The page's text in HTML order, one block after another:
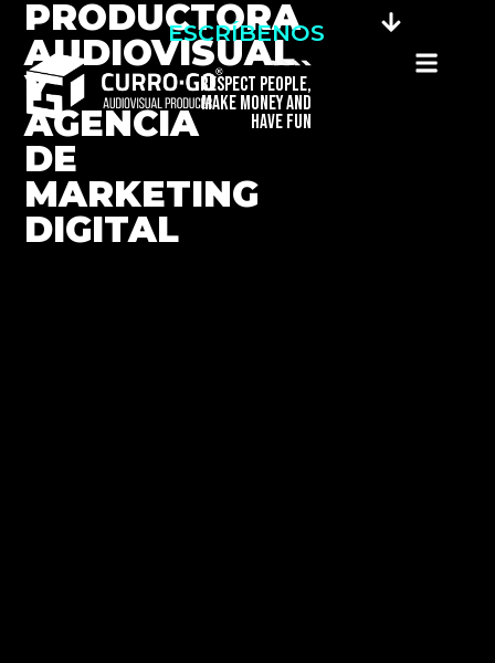
PRODUCTORA
AUDIOVISUAL
Y
AGENCIA
DE
MARKETING
DIGITAL
ESCRÍBENOS
RESPECT PEOPLE,
MAKE MONEY AND
HAVE FUN